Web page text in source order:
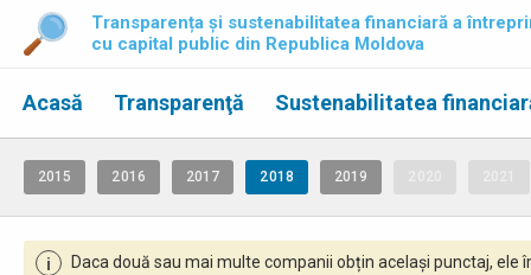
Transparența și sustenabilitatea financiară a
cu capital public din Republica Moldova
Acasă Transparenţă Sustenabilitatea
2015 2016 2017 2018 2019
i
Daca două sau mai multe companii obțin același punctaj,